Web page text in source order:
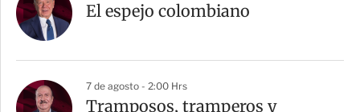
El espejo colombiano
7 de agosto - 2:00 Hrs
Tramposos, tramperos y